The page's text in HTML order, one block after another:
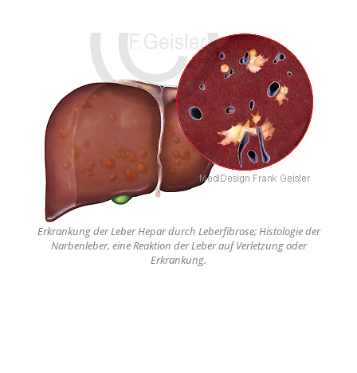
Erkrankung der Leber Hepar durch Leberfibrose; Histologie der
Narbenleber, eine Reaktion der Leber auf Verletzung oder
Erkrankung.